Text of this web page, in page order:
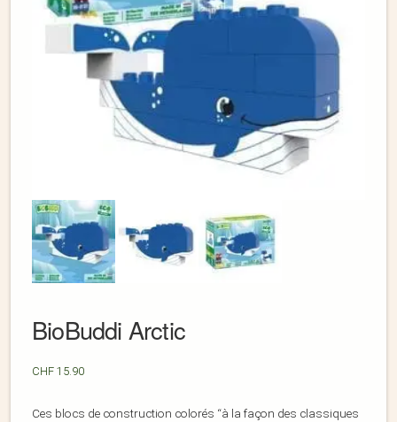
BioBuddi Arctic
CHF 15.90
Ces blocs de construction colorés “à la façon des classiques